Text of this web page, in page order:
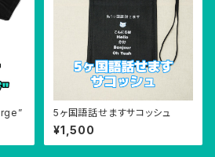
5ヶ国語話せますサコッシュ
¥1,500